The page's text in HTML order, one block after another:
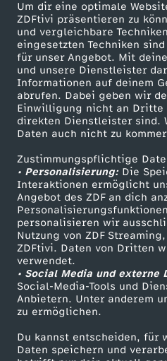
Um dir eine optimale
ZDFtivi präsentieren zu
und vergleichbare
eingesetzten Techniken
für unser Angebot. Mit
und unsere Dienstleister
Informationen auf deinem
abrufen. Dabei geben wir
Einwilligung nicht an
direkten Dienstleister sind.
Daten auch nicht zu
Zustimmungspflichtige
• Personalisierung:Die
Interaktionen ermöglicht
Angebot des ZDF an dich
personalisieren wir
Nutzung von ZDF
ZDFtivi. Daten von Dritten
verwendet.
• Social Media und externe
Social-Media-Tools und
Anbietern. Unter anderem
zu ermöglichen.
Du kannst entscheiden, für
Daten speichern und
8
8
-
S
ü
s
s
m
u
t
Mehr ZDF
ZDF-Apps
Smart TV
ZDFtext
Livestreams
Sendungen A-Z
TV-Programm
ZDF Unternehmen
Karriere
ZDF goes Schule